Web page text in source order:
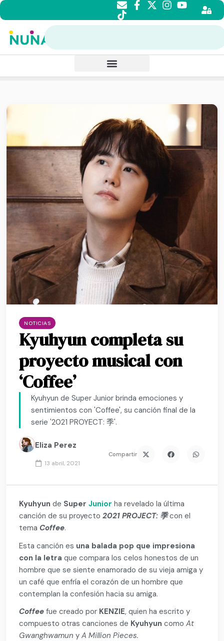
NOTICIAS
Kyuhyun completa su
proyecto musical con
‘Coffee’
Kyuhyun de Super Junior brinda emociones y
sentimientos con 'Coffee', su canción final de la
serie '2021 PROYECT: 季'.
Eliza Perez
13 abril, 2021
Compartir
Kyuhyunde SuperJunior ha revelado la última
canción de su proyecto2021 PROJECT: 季con el
tema Coffee.
Esta canción es una balada pop que impresiona
con la letra que compara los celos honestos de un
hombre que se siente enamorado de su vieja amiga y
un café que enfría el corazón de un hombre que
contemplan la confesión hacia su amiga.
Coffeefue creado por KENZIE, quien ha escrito y
compuesto otras canciones de KyuhyuncomoAt
Gwanghwamun y A Million Pieces.